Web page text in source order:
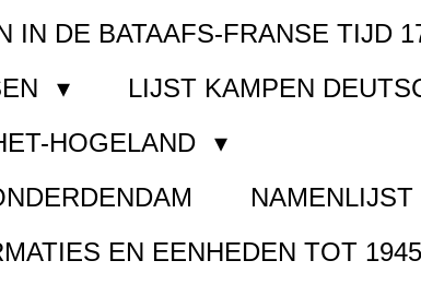
IN DE BATAAFS-FRANSE TIJD
LIJST KAMPEN
HOGELAND
EN EENHEDEN TOT 1945